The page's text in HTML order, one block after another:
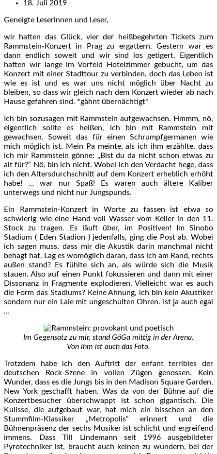
18. Juli 2019
Geneigte Leserinnen und Leser,
wir hatten das Glück, vier der heißbegehrten Tickets zum
Rammstein-Konzert in Prag zu ergattern. Gestern war es
dann endlich soweit und wir sind los getigert. Eigentlich
hatten wir lange im Vorfeld Hotelzimmer gebucht, um das
Konzert mit einer Stadttour zu verbinden, doch das Leben ist
wie es ist und es war uns nicht möglich über Nacht zu
bleiben, so dass wir gleich nach dem Konzert wieder ab nach
Hause gefahren sind. *gähnt übernächtigt*
Ich bin sozusagen mit Rammstein aufgewachsen. Hmmm, nö,
eigentlich sollte es heißen, ich bin mit Rammstein mit
gewachsen. Soweit das für einen Schrumpfgermanen wie
mich möglich ist. Mein Pa meinte, als ich ihm erzählte, dass
ich mir Rammstein gönne: „Bist du da nicht schon etwas zu
alt für?“ Nö, bin ich nicht. Wobei ich den Verdacht hege, dass
ich den Altersdurchschnitt auf dem Konzert erheblich erhöht
habe! … war nur Spaß! Es waren auch ältere Kaliber
unterwegs und nicht nur Jungspunds.
Ein Rammstein-Konzert in Worte zu fassen ist etwa so
schwierig wie eine Hand voll Wasser vom Keller in den 11.
Stock zu tragen. Es läuft über, im Positiven! Im Sinobo
Stadium ( Eden Stadion ) jedenfalls, ging die Post ab. Wobei
ich sagen muss, dass mir die Akustik darin manchmal nicht
behagt hat. Lag es womöglich daran, dass ich am Rand, rechts
außen stand? Es fühlte sich an, als würde sich die Musik
stauen. Also auf einen Punkt fokussieren und dann mit einer
Dissonanz in Fragmente explodieren. Vielleicht war es auch
die Form das Stadiums? Keine Ahnung, ich bin kein Akustiker
sondern nur ein Laie mit ungeschulten Ohren. Ist ja auch egal
…
Im Gegensatz zu mir, stand GöGa mittig in der Arena.
Von ihm ist auch das Foto.
Trotzdem habe ich den Auftritt der enfant terribles der
deutschen Rock-Szene in vollen Zügen genossen. Kein
Wunder, dass es die Jungs bis in den Madison Square Garden,
New York geschafft haben. Was da von der Bühne auf die
Konzertbesucher überschwappt ist schon gigantisch. Die
Kulisse, die aufgebaut war, hat mich ein bisschen an den
Stummfilm-Klassiker „Metropolis“ erinnert und die
Bühnenpräsenz der sechs Musiker ist schlicht und ergreifend
immens. Dass Till Lindemann seit 1996 ausgebildeter
Pyrotechniker ist, braucht auch keinen zu wundern, bei der